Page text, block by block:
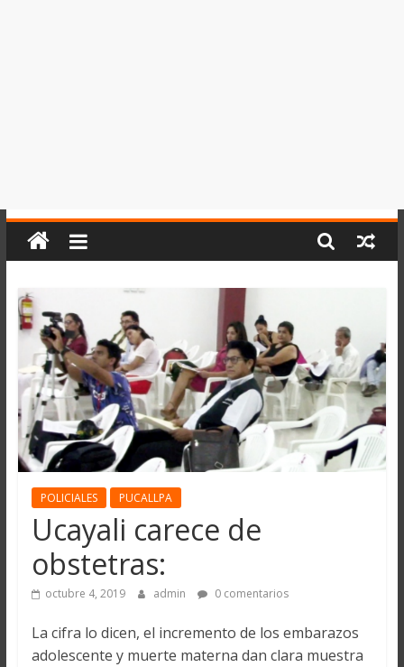
POLICIALES PUCALLPA
Ucayali carece de
obstetras:
octubre 4, 2019 admin 0 comentarios
La cifra lo dicen, el incremento de los embarazos
adolescente y muerte materna dan clara muestra